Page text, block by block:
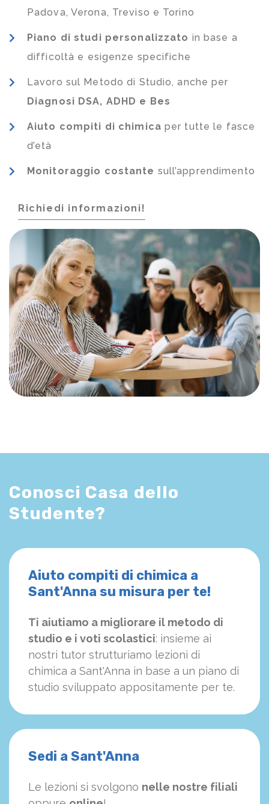
Padova, Verona, Treviso e Torino
Piano di studi personalizzato in base a
difficoltà e esigenze specifiche
Lavoro sul Metodo di Studio, anche per
Diagnosi DSA, ADHD e Bes
Aiuto compiti di chimica per tutte le fasce
d’età
Monitoraggio costante sull’apprendimento
Richiedi informazioni!
Conosci Casa dello
Studente?
Aiuto compiti di chimica a
Sant'Anna su misura per te!
Ti aiutiamo a migliorare il metodo di
studio e i voti scolastici: insieme ai
nostri tutor strutturiamo lezioni di
chimica a Sant'Anna in base a un piano di
studio sviluppato appositamente per te.
Sedi a Sant'Anna
Le lezioni si svolgono nelle nostre filiali